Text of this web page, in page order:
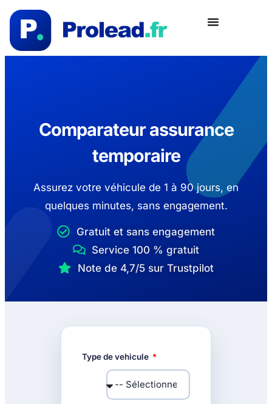
Comparateur assurance
temporaire
Assurez votre véhicule de 1 à 90 jours, en
quelques minutes, sans engagement.
Gratuit et sans engagement
Service 100 % gratuit
Note de 4,7/5 sur Trustpilot
Type de vehicule